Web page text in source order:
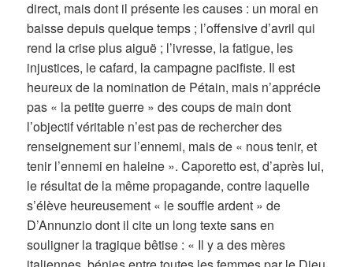
direct, mais dont il présente les causes : un moral en
baisse depuis quelque temps ; l’offensive d’avril qui
rend la crise plus aiguë ; l’ivresse, la fatigue, les
injustices, le cafard, la campagne pacifiste. Il est
heureux de la nomination de Pétain, mais n’apprécie
pas « la petite guerre » des coups de main dont
l’objectif véritable n’est pas de rechercher des
renseignement sur l’ennemi, mais de « nous tenir, et
tenir l’ennemi en haleine ». Caporetto est, d’après lui,
le résultat de la même propagande, contre laquelle
s’élève heureusement « le souffle ardent » de
D’Annunzio dont il cite un long texte sans en
souligner la tragique bêtise : « Il y a des mères